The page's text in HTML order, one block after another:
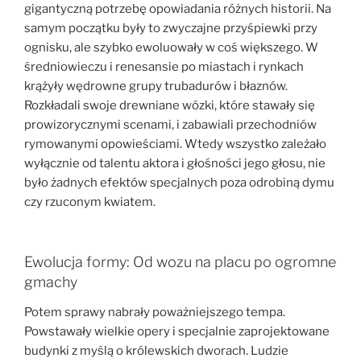
gigantyczną potrzebę opowiadania różnych historii. Na
samym początku były to zwyczajne przyśpiewki przy
ognisku, ale szybko ewoluowały w coś większego. W
średniowieczu i renesansie po miastach i rynkach
krążyły wędrowne grupy trubadurów i błaznów.
Rozkładali swoje drewniane wózki, które stawały się
prowizorycznymi scenami, i zabawiali przechodniów
rymowanymi opowieściami. Wtedy wszystko zależało
wyłącznie od talentu aktora i głośności jego głosu, nie
było żadnych efektów specjalnych poza odrobiną dymu
czy rzuconym kwiatem.
Ewolucja formy: Od wozu na placu po ogromne
gmachy
Potem sprawy nabrały poważniejszego tempa.
Powstawały wielkie opery i specjalnie zaprojektowane
budynki z myślą o królewskich dworach. Ludzie